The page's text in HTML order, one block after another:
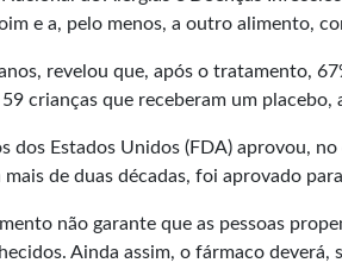
e a, pelo menos, a outro alimento,
revelou que, após o tratamento,
crianças que receberam um placebo,
dos Estados Unidos (FDA) aprovou,
de duas décadas, foi aprovado
não garante que as pessoas
Ainda assim, o fármaco deverá,